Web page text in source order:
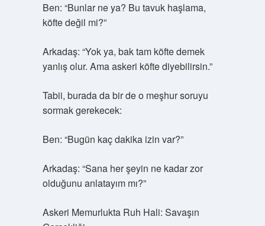
Ben: “Bunlar ne ya? Bu tavuk haşlama,
köfte değil mi?”
Arkadaş: “Yok ya, bak tam köfte demek
yanlış olur. Ama askeri köfte diyebilirsin.”
Tabii, burada da bir de o meşhur soruyu
sormak gerekecek:
Ben: “Bugün kaç dakika izin var?”
Arkadaş: “Sana her şeyin ne kadar zor
olduğunu anlatayım mı?”
Askeri Memurlukta Ruh Hali: Savaşın